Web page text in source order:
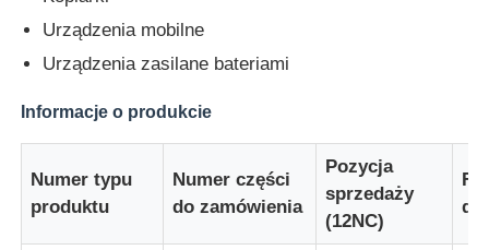
System SOC na chipie
Detektor termiczny w podczerwieni
Urządzenia mobilne
Urządzenia zasilane bateriami
Informacje o produkcie
Numer typu
produktu
Numer części
do zamówienia
Pozycja
sprzedaży
(12NC)